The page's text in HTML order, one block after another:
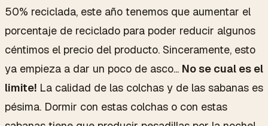
50% reciclada, este año tenemos que aumentar el
porcentaje de reciclado para poder reducir algunos
céntimos el precio del producto. Sinceramente, esto
ya empieza a dar un poco de asco... No se cual es el
limite! La calidad de las colchas y de las sabanas es
pésima. Dormir con estas colchas o con estas